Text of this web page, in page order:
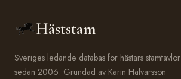
Häststam
Sveriges ledande databas för hästars stamtavlor
sedan 2006. Grundad av Karin Halvarsson